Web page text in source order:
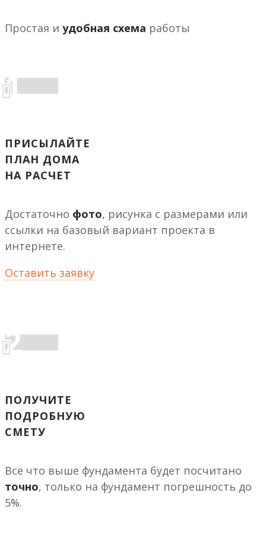
Простая и удобная схема работы
1
ПРИСЫЛАЙТЕ
ПЛАН ДОМА
НА РАСЧЕТ
Достаточно фото, рисунка с размерами или
ссылки на базовый вариант проекта в
интернете.
Оставить заявку
2
ПОЛУЧИТЕ
ПОДРОБНУЮ
СМЕТУ
Все что выше фундамента будет посчитано
точно, только на фундамент погрешность до
5%.